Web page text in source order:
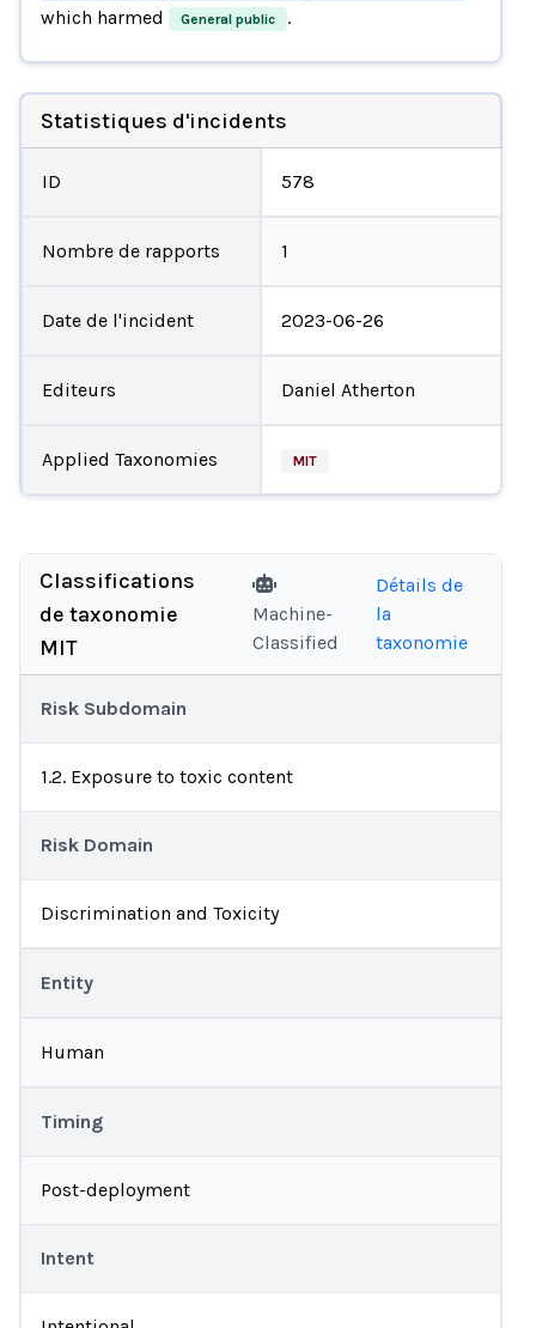
which harmed
General public .
Statistiques d'incidents
ID 578
Nombre de rapports 1
Date de l'incident 2023-06-26
Editeurs Daniel Atherton
Applied Taxonomies MIT
Classifications
de taxonomie
MIT
Machine-
Classified
Détails de
la
taxonomie
Risk Subdomain
1.2. Exposure to toxic content
Risk Domain
Discrimination and Toxicity
Entity
Human
Timing
Post-deployment
Intent